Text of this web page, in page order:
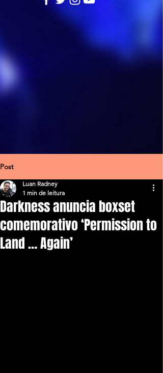
Post
Darkness anuncia boxset
comemorativo ‘Permission to
Land … Again’
Luan Radney
1 min de leitura